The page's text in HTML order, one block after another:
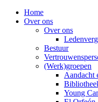
Home
Over ons
Over ons
Bestuur
(Werk)groepen
Aandacht
Young